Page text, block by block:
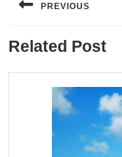
pos
PREVIOUS
post:
Related Post